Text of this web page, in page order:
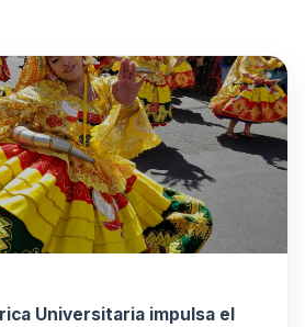
Universitaria impulsa el